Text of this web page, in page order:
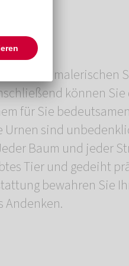
Andenken.